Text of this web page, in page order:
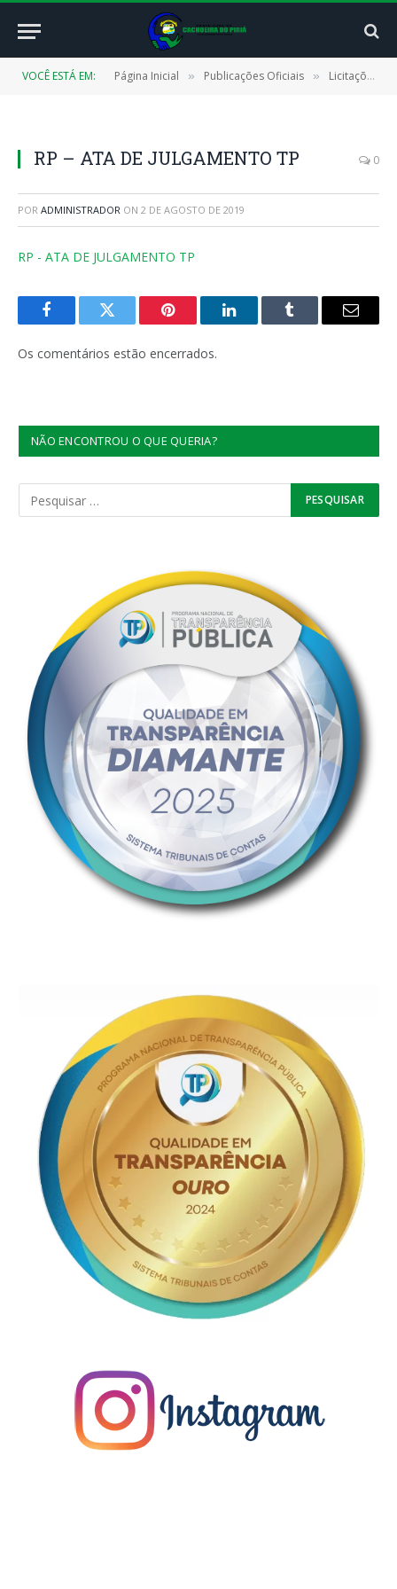
VOCÊ ESTÁ EM: Página Inicial » Publicações Oficiais » Licitações
RP – ATA DE JULGAMENTO TP 0
POR ADMINISTRADOR ON 2 DE AGOSTO DE 2019
RP - ATA DE JULGAMENTO TP
FacebookTwitter Pinterest LinkedInTumblr
E-
Os comentários estão encerrados.
NÃO ENCONTROU O QUE QUERIA?